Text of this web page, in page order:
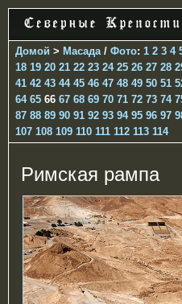
Домой > Масада / Фото: 1 2 3 4
18 19 20 21 22 23 24 25 26 27 28
41 42 43 44 45 46 47 48 49 50 51
64 65 66 67 68 69 70 71 72 73 74
87 88 89 90 91 92 93 94 95 96 97
107 108 109 110 111 112 113 114
Римская рампа